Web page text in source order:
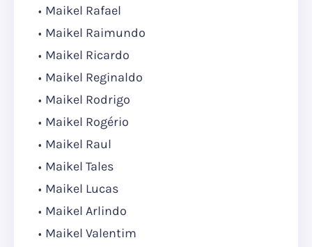
Maikel Rafael
Maikel Raimundo
Maikel Ricardo
Maikel Reginaldo
Maikel Rodrigo
Maikel Rogério
Maikel Raul
Maikel Tales
Maikel Lucas
Maikel Arlindo
Maikel Valentim